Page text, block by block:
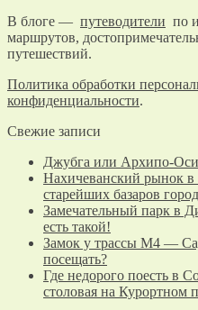
В блоге — путеводители по
маршрутов,
путешествий.
Политика обработки
конфиденциальности.
Свежие записи
Джубга или Архипо-
Нахичеванский рынок
старейших базаров
Замечательный парк в
есть такой!
Замок у трассы М4 —
посещать?
Где недорого поесть в
столовая на Курортном